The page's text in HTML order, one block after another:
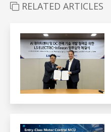
RELATED ARTICLES